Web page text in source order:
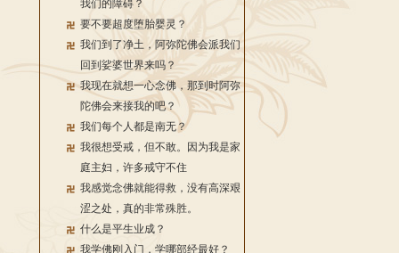
我们的障碍？
要不要超度堕胎婴灵？
我们到了净土，阿弥陀佛会派我们
回到娑婆世界来吗？
我现在就想一心念佛，那到时阿弥
陀佛会来接我的吧？
我们每个人都是南无？
我很想受戒，但不敢。因为我是家
庭主妇，许多戒守不住
我感觉念佛就能得救，没有高深艰
涩之处，真的非常殊胜。
什么是平生业成？
我学佛刚入门，学哪部经最好？